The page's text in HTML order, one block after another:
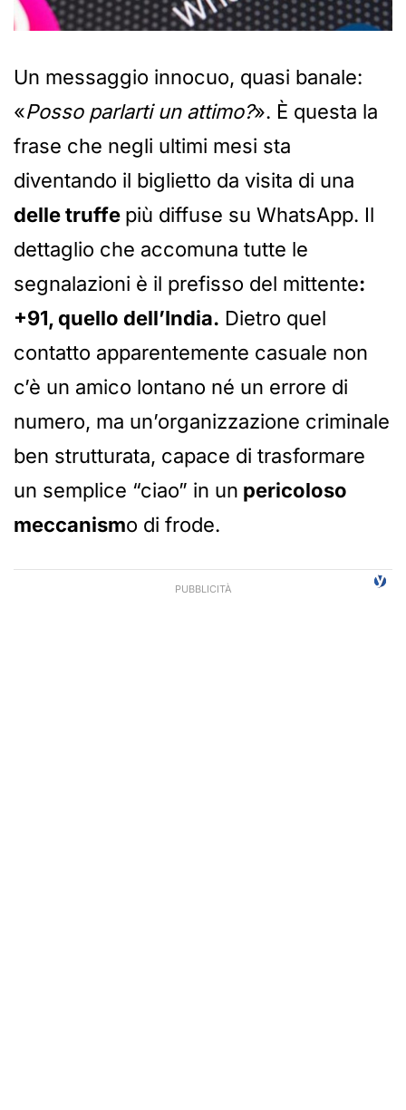
Un messaggio innocuo, quasi banale:
«Posso parlarti un attimo?». È questa la
frase che negli ultimi mesi sta
diventando il biglietto da visita di una
delle truffe più diffuse su WhatsApp. Il
dettaglio che accomuna tutte le
segnalazioni è il prefisso del mittente:
+91, quello dell’India. Dietro quel
contatto apparentemente casuale non
c’è un amico lontano né un errore di
numero, ma un’organizzazione criminale
ben strutturata, capace di trasformare
un semplice “ciao” in un pericoloso
meccanismo di frode.